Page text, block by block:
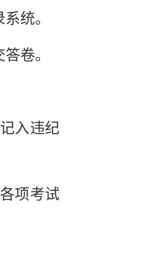
统。
卷。
入违纪
项考试